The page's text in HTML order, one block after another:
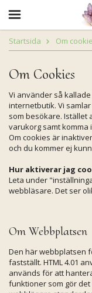
Startsida Om
Om Cookies
Vi använder så
internetbutik. Vi
som besökare. Istället
varukorg samt komma
Om cookies är
och du kommer ej
Hur aktiverar jag
Leta under
webbläsare. Det ser
Om Webbplatsen
Den här webbplatsen
fastställt. HTML 4.01
används för att
funktioner som gör